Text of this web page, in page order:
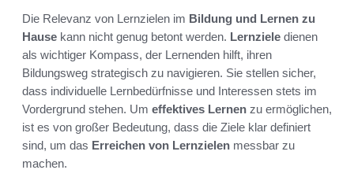
Die Relevanz von Lernzielen im Bildung und Lernen zu
Hause kann nicht genug betont werden. Lernziele dienen
als wichtiger Kompass, der Lernenden hilft, ihren
Bildungsweg strategisch zu navigieren. Sie stellen sicher,
dass individuelle Lernbedürfnisse und Interessen stets im
Vordergrund stehen. Um effektives Lernen zu ermöglichen,
ist es von großer Bedeutung, dass die Ziele klar definiert
sind, um das Erreichen von Lernzielen messbar zu
machen.